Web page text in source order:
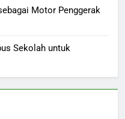
Motor Penggerak
Sekolah untuk